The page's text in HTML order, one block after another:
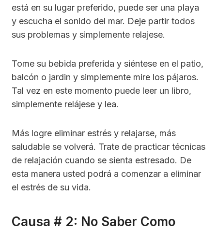
está en su lugar preferido, puede ser una playa
y escucha el sonido del mar. Deje partir todos
sus problemas y simplemente relajese.
Tome su bebida preferida y siéntese en el patio,
balcón o jardin y simplemente mire los pájaros.
Tal vez en este momento puede leer un libro,
simplemente relájese y lea.
Más logre eliminar estrés y relajarse, más
saludable se volverá. Trate de practicar técnicas
de relajación cuando se sienta estresado. De
esta manera usted podrá a comenzar a eliminar
el estrés de su vida.
Causa # 2: No Saber Como